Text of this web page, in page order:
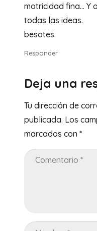
motricidad fina… Y
todas las ideas.
besotes.
Responder
Deja una
Tu dirección de
publicada. Los
marcados con *